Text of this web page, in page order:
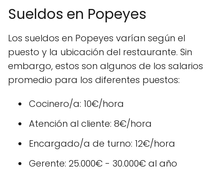
Sueldos en Popeyes
Los sueldos en Popeyes varían según el
puesto y la ubicación del restaurante. Sin
embargo, estos son algunos de los salarios
promedio para los diferentes puestos:
Cocinero/a: 10€/hora
Atención al cliente: 8€/hora
Encargado/a de turno: 12€/hora
Gerente: 25.000€ - 30.000€ al año